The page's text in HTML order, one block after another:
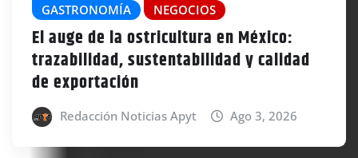
GASTRONOMÍA NEGOCIOS
El auge de la ostricultura en México:
trazabilidad, sustentabilidad y calidad
de exportación
Redacción Noticias Apyt Ago 3, 2026